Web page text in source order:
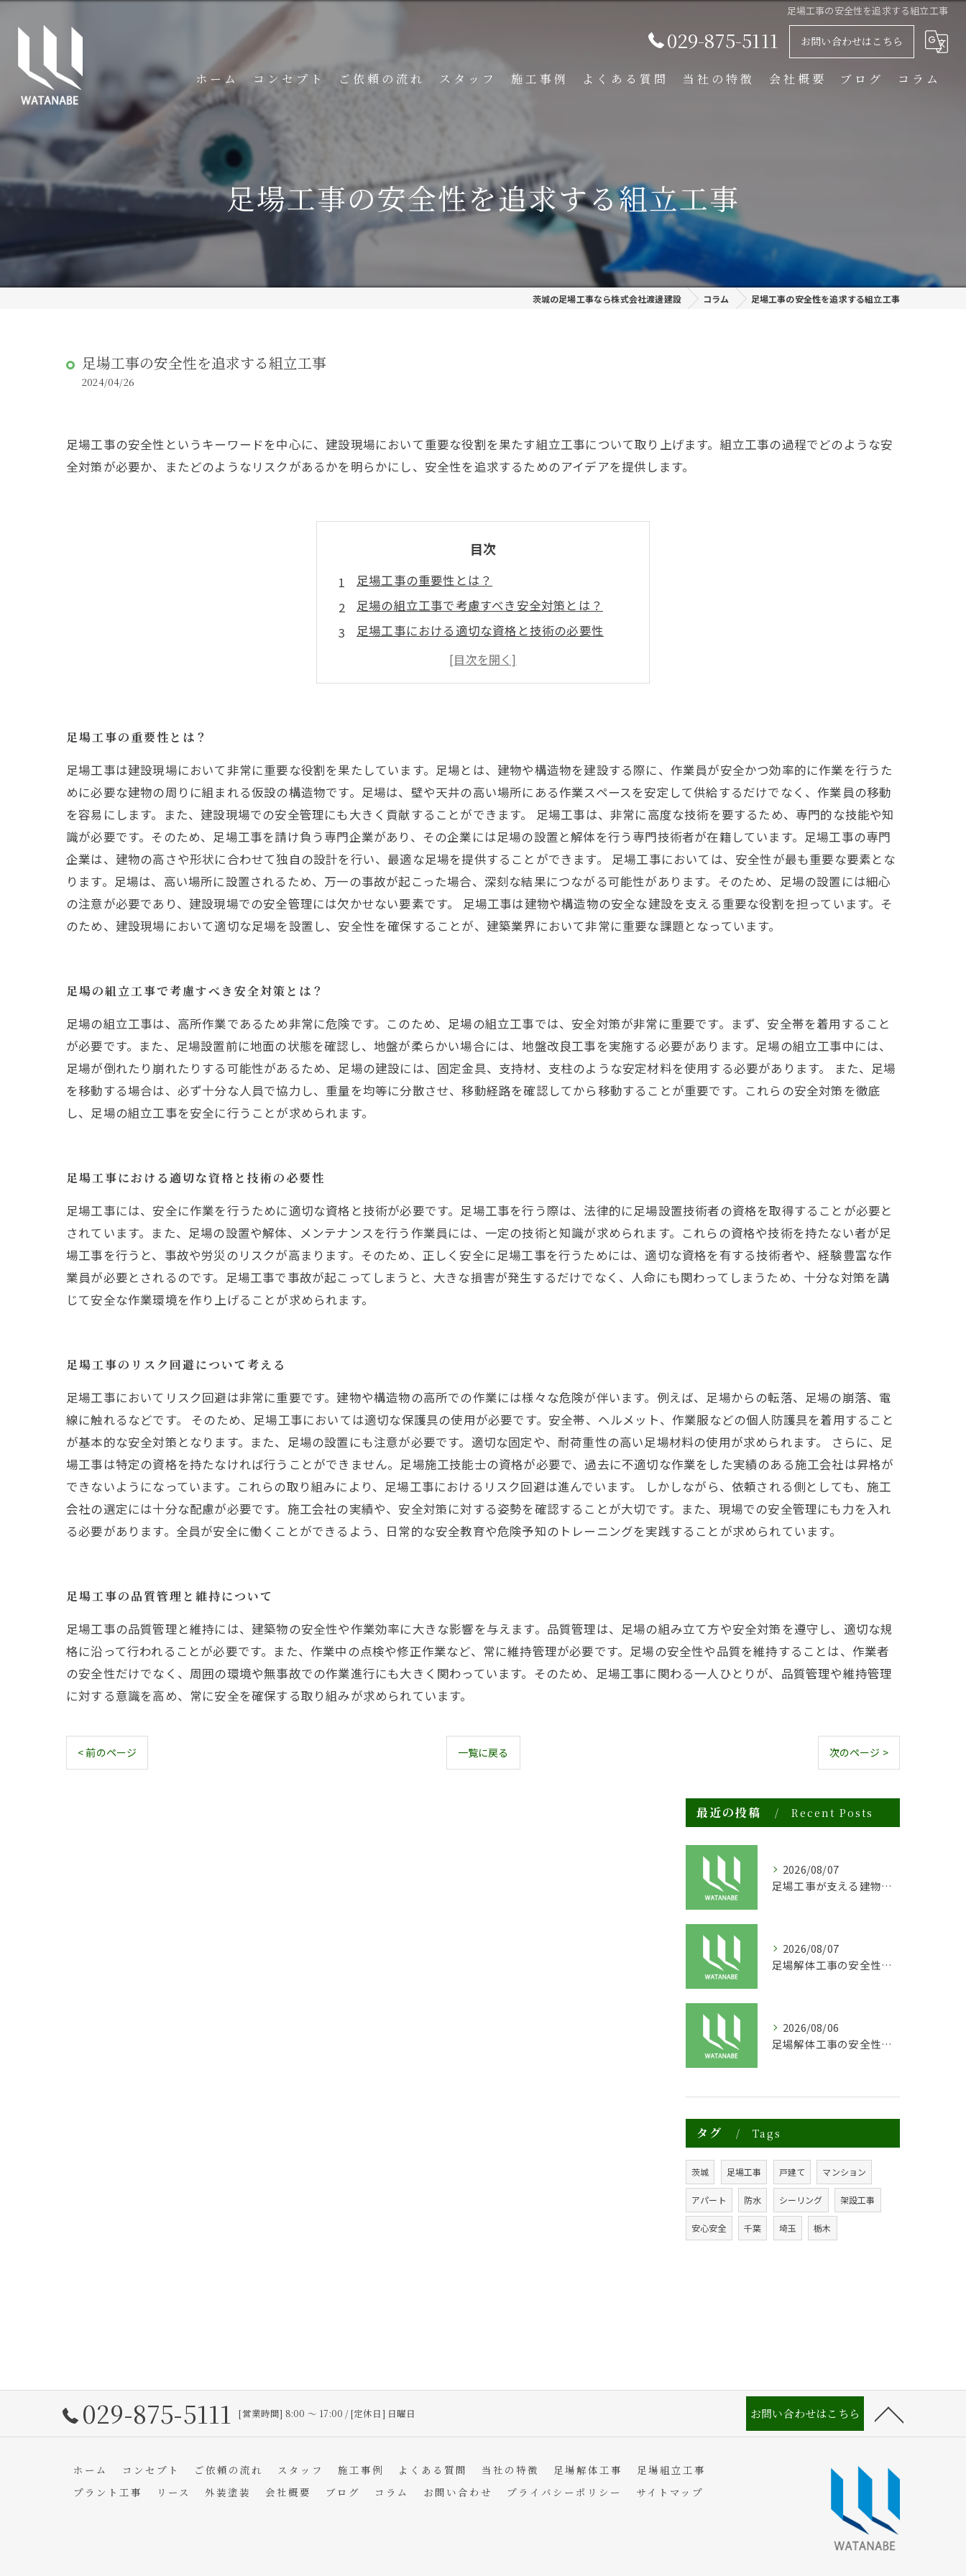
足場工事の安全性を追求する組立工事
029-875-5111 お問い合わせはこちら
ホーム コンセプト ご依頼の流れ スタッフ 施工事例 よくある質問 当社の特徴
プラント工事
リース
会社概要 ブログ コラム
足場工事の安全性を追求する組立工事
茨城の足場工事なら株式会社渡邊建設 コラム 足場工事の安全性を追求する組立工事
足場工事の安全性を追求する組立工事
2024/04/26
足場工事の安全性というキーワードを中心に、建設現場において重要な役割を果たす組立工事について取り上げます。組立工事の過程でどのような安
全対策が必要か、またどのようなリスクがあるかを明らかにし、安全性を追求するためのアイデアを提供します。
目次
足場工事の重要性とは？
足場の組立工事で考慮すべき安全対策とは？
足場工事における適切な資格と技術の必要性
足場工事のリスク回避について考える
足場工事の品質管理と維持について
足場工事の重要性とは？
足場工事は建設現場において非常に重要な役割を果たしています。足場とは、建物や構造物を建設する際に、作業員が安全かつ効率的に作業を行うた
めに必要な建物の周りに組まれる仮設の構造物です。足場は、壁や天井の高い場所にある作業スペースを安定して供給するだけでなく、作業員の移動
を容易にします。また、建設現場での安全管理にも大きく貢献することができます。 足場工事は、非常に高度な技術を要するため、専門的な技能や知
識が必要です。そのため、足場工事を請け負う専門企業があり、その企業には足場の設置と解体を行う専門技術者が在籍しています。足場工事の専門
企業は、建物の高さや形状に合わせて独自の設計を行い、最適な足場を提供することができます。 足場工事においては、安全性が最も重要な要素とな
ります。足場は、高い場所に設置されるため、万一の事故が起こった場合、深刻な結果につながる可能性があります。そのため、足場の設置には細心
の注意が必要であり、建設現場での安全管理には欠かせない要素です。 足場工事は建物や構造物の安全な建設を支える重要な役割を担っています。そ
のため、建設現場において適切な足場を設置し、安全性を確保することが、建築業界において非常に重要な課題となっています。
足場の組立工事で考慮すべき安全対策とは？
足場の組立工事は、高所作業であるため非常に危険です。このため、足場の組立工事では、安全対策が非常に重要です。まず、安全帯を着用すること
が必要です。また、足場設置前に地面の状態を確認し、地盤が柔らかい場合には、地盤改良工事を実施する必要があります。足場の組立工事中には、
足場が倒れたり崩れたりする可能性があるため、足場の建設には、固定金具、支持材、支柱のような安定材料を使用する必要があります。 また、足場
を移動する場合は、必ず十分な人員で協力し、重量を均等に分散させ、移動経路を確認してから移動することが重要です。これらの安全対策を徹底
し、足場の組立工事を安全に行うことが求められます。
足場工事における適切な資格と技術の必要性
足場工事には、安全に作業を行うために適切な資格と技術が必要です。足場工事を行う際は、法律的に足場設置技術者の資格を取得することが必要と
されています。また、足場の設置や解体、メンテナンスを行う作業員には、一定の技術と知識が求められます。これらの資格や技術を持たない者が足
場工事を行うと、事故や労災のリスクが高まります。そのため、正しく安全に足場工事を行うためには、適切な資格を有する技術者や、経験豊富な作
業員が必要とされるのです。足場工事で事故が起こってしまうと、大きな損害が発生するだけでなく、人命にも関わってしまうため、十分な対策を講
じて安全な作業環境を作り上げることが求められます。
足場工事のリスク回避について考える
足場工事においてリスク回避は非常に重要です。建物や構造物の高所での作業には様々な危険が伴います。例えば、足場からの転落、足場の崩落、電
線に触れるなどです。 そのため、足場工事においては適切な保護具の使用が必要です。安全帯、ヘルメット、作業服などの個人防護具を着用すること
が基本的な安全対策となります。また、足場の設置にも注意が必要です。適切な固定や、耐荷重性の高い足場材料の使用が求められます。 さらに、足
場工事は特定の資格を持たなければ行うことができません。足場施工技能士の資格が必要で、過去に不適切な作業をした実績のある施工会社は昇格が
できないようになっています。これらの取り組みにより、足場工事におけるリスク回避は進んでいます。 しかしながら、依頼される側としても、施工
会社の選定には十分な配慮が必要です。施工会社の実績や、安全対策に対する姿勢を確認することが大切です。また、現場での安全管理にも力を入れ
る必要があります。全員が安全に働くことができるよう、日常的な安全教育や危険予知のトレーニングを実践することが求められています。
足場工事の品質管理と維持について
足場工事の品質管理と維持には、建築物の安全性や作業効率に大きな影響を与えます。品質管理は、足場の組み立て方や安全対策を遵守し、適切な規
格に沿って行われることが必要です。また、作業中の点検や修正作業など、常に維持管理が必要です。足場の安全性や品質を維持することは、作業者
の安全性だけでなく、周囲の環境や無事故での作業進行にも大きく関わっています。そのため、足場工事に関わる一人ひとりが、品質管理や維持管理
に対する意識を高め、常に安全を確保する取り組みが求められています。
< 前のページ 一覧に戻る 次のページ >
最近の投稿 Recent Posts
2026/08/07
足場工事が支える建物の長寿命化と外装塗装の重要性
2026/08/07
足場解体工事の安全性と効率化のポイント
2026/08/06
足場解体工事の安全性と効率化のポイント
タグ Tags
茨城 足場工事 戸建て マンション
アパート 防水 シーリング 架設工事
安心安全 千葉 埼玉 栃木
029-875-5111 [営業時間] 8:00 〜 17:00 / [定休日] 日曜日 お問い合わせはこちら
ホーム コンセプト ご依頼の流れ スタッフ 施工事例 よくある質問 当社の特徴 足場解体工事
足場組立工事
プラント工事
リース 外装塗装 会社概要 ブログ コラム お問い合わせ プライバシーポリシー サイトマップ